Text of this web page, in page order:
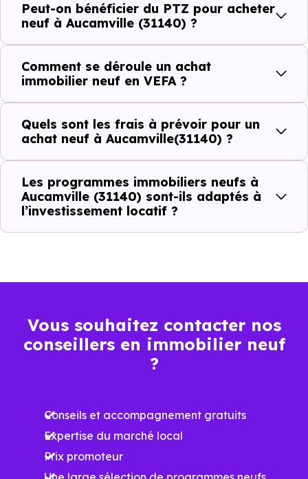
Combien coûte un logement à Aucamville
(31140) ?
C'est souvent la première question. Voici les repères de
prix à connaître pour un achat immobilier à Aucamville
(31140) :
minimum
moyen
maximum
3 136 €
Ces prix varient selon la localisation dans la commune, la
d'explorer et de filtrer l'ensemble des programmes
disponibles à Aucamville (31140) selon votre budget.
Le parc résidentiel de Aucamville (31140) se compose de
Peut-on bénéficier du PTZ pour acheter
neuf à Aucamville (31140) ?
Comment se déroule un achat
immobilier neuf en VEFA ?
Quels sont les frais à prévoir pour un
achat neuf à Aucamville(31140) ?
Les programmes immobiliers neufs à
Aucamville (31140) sont-ils adaptés à
l’investissement locatif ?
Vous souhaitez contacter nos
conseillers en immobilier neuf
?
Conseils et accompagnement gratuits
Expertise du marché local
Prix promoteur